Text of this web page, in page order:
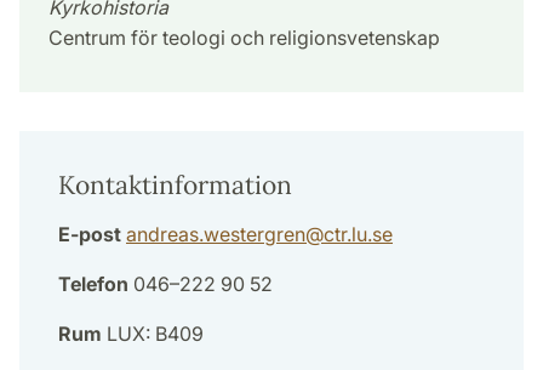
Kyrkohistoria
Centrum för teologi och religionsvetenskap
Kontaktinformation
E-post andreas.westergren@ctr.lu.se
Telefon 046–222 90 52
Rum LUX: B409